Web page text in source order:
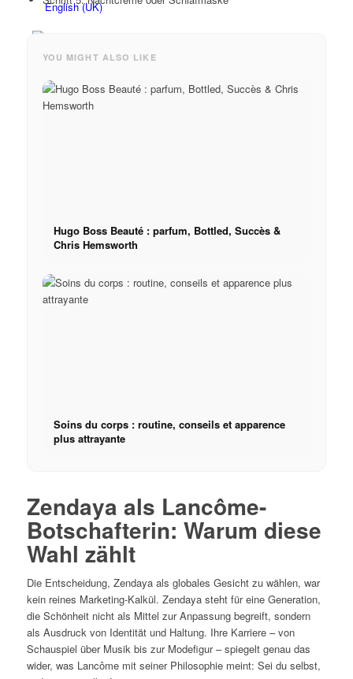
Menu
YOU MIGHT ALSO LIKE
Hugo Boss Beauté : parfum, Bottled, Succès &
Chris Hemsworth
Soins du corps : routine, conseils et apparence
plus attrayante
Zendaya als Lancôme-
Botschafterin: Warum diese
Wahl zählt
Die Entscheidung, Zendaya als globales Gesicht zu wählen, war
kein reines Marketing-Kalkül. Zendaya steht für eine Generation,
die Schönheit nicht als Mittel zur Anpassung begreift, sondern
als Ausdruck von Identität und Haltung. Ihre Karriere – von
Schauspiel über Musik bis zur Modefigur – spiegelt genau das
wider, was Lancôme mit seiner Philosophie meint: Sei du selbst,